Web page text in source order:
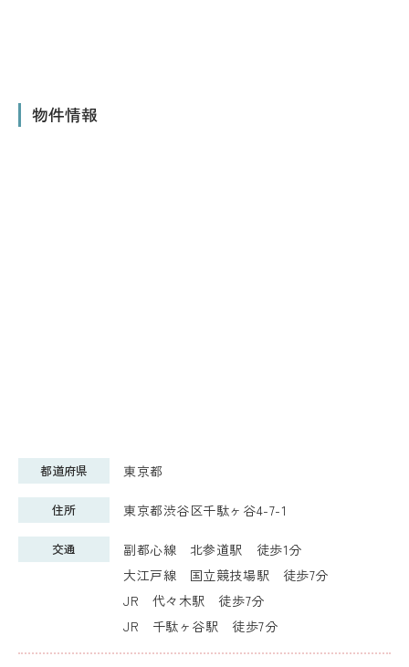
物件情報
都道府県 東京都
住所 東京都渋谷区千駄ヶ谷4-7-1
交通
副都心線 北参道駅 徒歩1分
大江戸線 国立競技場駅 徒歩7分
JR 代々木駅 徒歩7分
JR 千駄ヶ谷駅 徒歩7分